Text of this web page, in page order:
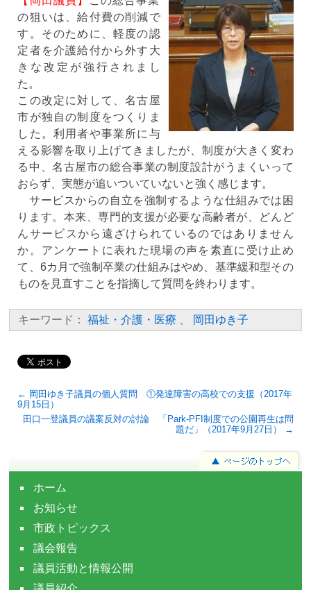
の狙いは、給付費の削減で
す。そのために、軽度の認
定者を介護給付から外す大
きな改定が強行されまし
た。
この改定に対して、名古屋
市が独自の制度をつくりま
した。利用者や事業所に与
える影響を取り上げてきましたが、制度が大きく変わ
る中、名古屋市の総合事業の制度設計がうまくいって
おらず、実態が追いついていないと強く感じます。
サービスからの自立を強制するような仕組みでは困
ります。本来、専門的支援が必要な高齢者が、どんど
んサービスから遠ざけられているのではありません
か。アンケートに表れた現場の声を素直に受け止め
て、6カ月で強制卒業の仕組みはやめ、基準緩和型その
ものを見直すことを指摘して質問を終わります。
キーワード： 福祉・介護・医療 岡田ゆき子
← 岡田ゆき子議員の個人質問 ①発達障害の高校での支援（2017年
9月15日）
田口一登議員の議案反対の討論 「Park-PFI制度での公園再生は問
題だ」（2017年9月27日） →
ホーム
お知らせ
市政トピックス
議会報告
議員活動と情報公開